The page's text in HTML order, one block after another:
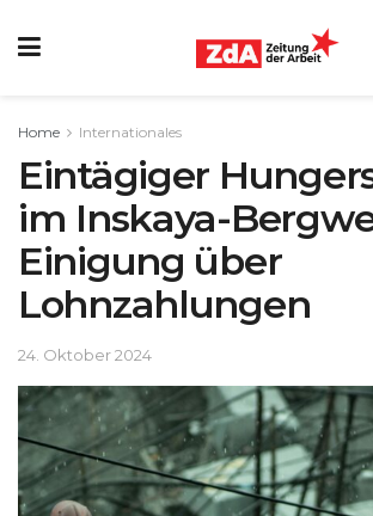
Home Internationales
Eintägiger
im Inskaya-
Einigung über
Lohnzahlungen
24. Oktober 2024